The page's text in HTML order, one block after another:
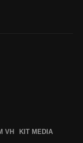
VH KIT MEDIA